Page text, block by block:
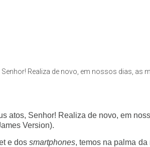
Senhor! Realiza de novo, em nossos dias,
atos, Senhor! Realiza de novo, em
Version).
e dossmartphones, temos na palma